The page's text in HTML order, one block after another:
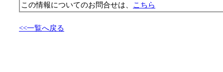
この情報についてのお問合せは、 こちら
<<一覧へ戻る